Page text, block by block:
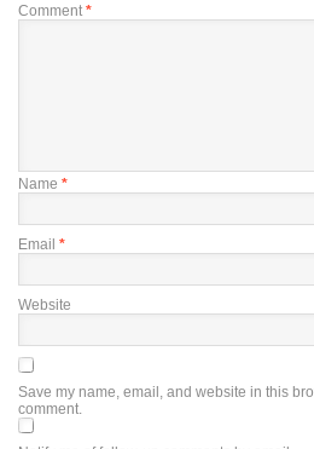
Comment *
Name *
Email *
Website
Save my name, email, and website in this
comment.